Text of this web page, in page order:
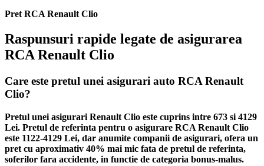
Pret RCA Renault Clio
Raspunsuri rapide legate de asigurarea
RCA Renault Clio
Care este pretul unei asigurari auto RCA Renault
Clio?
Pretul unei asigurari Renault Clio este cuprins intre 673 si 4129
Lei. Pretul de referinta pentru o asigurare RCA Renault Clio
este 1122-4129 Lei, dar anumite companii de asigurari, ofera un
pret cu aproximativ 40% mai mic fata de pretul de referinta,
soferilor fara accidente, in functie de categoria bonus-malus.